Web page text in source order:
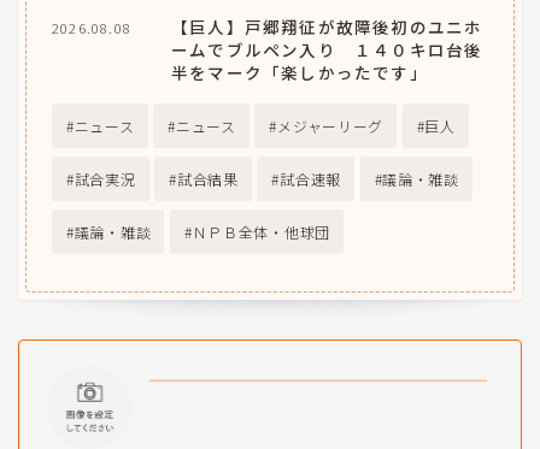
【巨人】戸郷翔征が故障後初のユニホ
ームでブルペン入り １４０キロ台後
半をマーク「楽しかったです」
2026.08.08
ニュース ニュース メジャーリーグ 巨人
試合実況 試合結果 試合速報 議論・雑談
議論・雑談 ＮＰＢ全体・他球団